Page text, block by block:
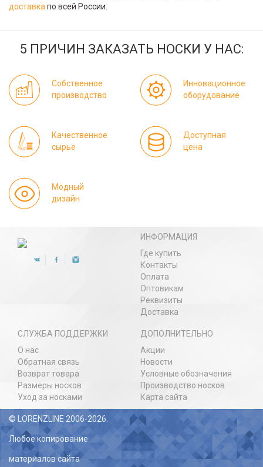
доставкапо всей России.
5 ПРИЧИН ЗАКАЗАТЬ НОСКИ У НАС:
Собственное
производство
Инновационное
оборудование
Качественное
сырье
Доступная
цена
Модный
дизайн
ИНФОРМАЦИЯ
Где купить
Контакты
Оплата
Оптовикам
Реквизиты
Доставка
СЛУЖБА ПОДДЕРЖКИ
О нас
Обратная связь
Возврат товара
Размеры носков
Уход за носками
ДОПОЛНИТЕЛЬНО
Акции
Новости
Условные обозначения
Производство носков
Карта сайта
© LORENZLINE 2006-2026.
Любое копирование
материалов сайта